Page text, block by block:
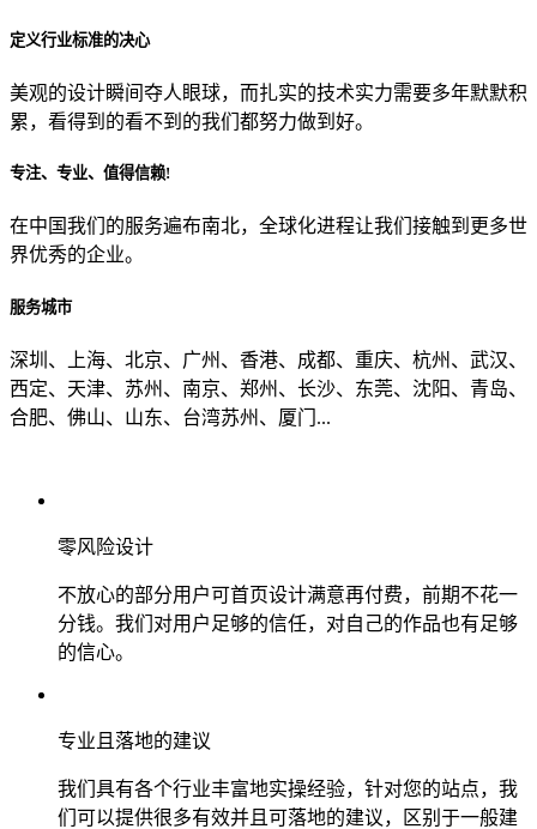
贵公司的团队规模是？
目前主要的营销渠道是？
定义行业标准的决心
美观的设计瞬间夺人眼球，而扎实的技术实力需要多年默默积
累，看得到的看不到的我们都努力做到好。
专注、专业、值得信赖!
在中国我们的服务遍布南北，全球化进程让我们接触到更多世
界优秀的企业。
服务城市
深圳、上海、北京、广州、香港、成都、重庆、杭州、武汉、
西定、天津、苏州、南京、郑州、长沙、东莞、沈阳、青岛、
合肥、佛山、山东、台湾苏州、厦门...
零风险设计
不放心的部分用户可首页设计满意再付费，前期不花一
分钱。我们对用户足够的信任，对自己的作品也有足够
的信心。
专业且落地的建议
我们具有各个行业丰富地实操经验，针对您的站点，我
们可以提供很多有效并且可落地的建议，区别于一般建